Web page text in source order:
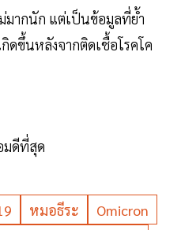
มากนัก แต่เป็นข้อมูลที่ย้ำ
ดขึ้นหลังจากติดเชื้อโรคโค
มดีที่สุด
หมอธีระ
Omicron